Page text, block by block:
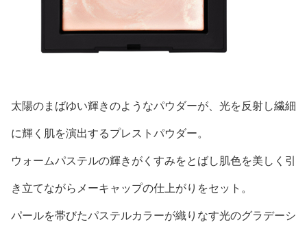
太陽のまばゆい輝きのようなパウダーが、光を反射し繊細
に輝く肌を演出するプレストパウダー。
ウォームパステルの輝きがくすみをとばし肌色を美しく引
き立てながらメーキャップの仕上がりをセット。
パールを帯びたパステルカラーが織りなす光のグラデーシ